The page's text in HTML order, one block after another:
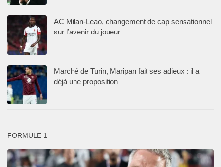
AC Milan-Leao, changement de cap sensationnel
sur l’avenir du joueur
Marché de Turin, Maripan fait ses adieux : il a
déjà une proposition
FORMULE 1